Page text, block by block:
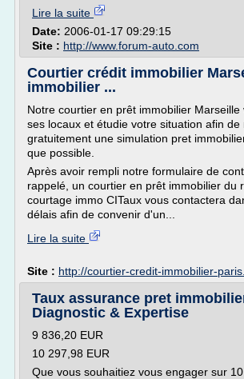
Lire la suite
Date: 2006-01-17 09:29:15
Site : http://www.forum-auto.com
Courtier crédit immobilier
immobilier ...
Notre courtier en prêt immobilier Marseille
ses locaux et étudie votre situation afin de
gratuitement une simulation pret
que possible.
Après avoir rempli notre formulaire de
rappelé, un courtier en prêt immobilier du
courtage immo CITaux vous contactera
délais afin de convenir d'un...
Lire la suite
Site : http://courtier-credit-immobilier-
Taux assurance pret
Diagnostic & Expertise
9 836,20 EUR
10 297,98 EUR
Que vous souhaitiez vous engager sur